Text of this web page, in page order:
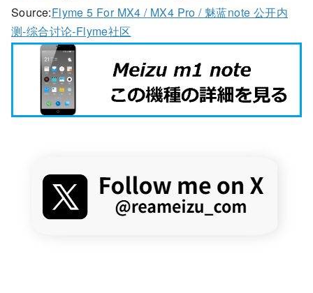
Source:Flyme 5 For MX4 / MX4 Pro / 魅蓝note 公开内
测-综合讨论-Flyme社区